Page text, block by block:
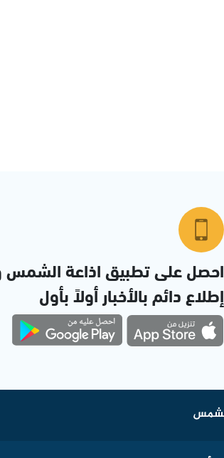
احصل على تطبيق اذاعة
إطلاع دائم بالأخبار أولاً بأول